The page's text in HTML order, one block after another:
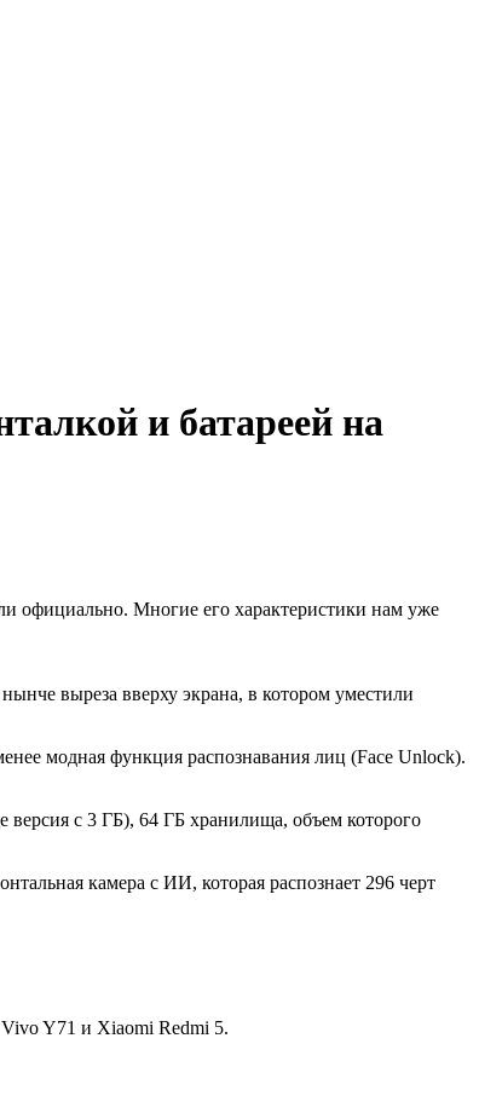
и батареей на
официально. Многие его характеристики нам уже
выреза вверху экрана, в котором уместили
модная функция распознавания лиц (Face Unlock).
с 3 ГБ), 64 ГБ хранилища, объем которого
камера с ИИ, которая распознает 296 черт
Y71 и Xiaomi Redmi 5.